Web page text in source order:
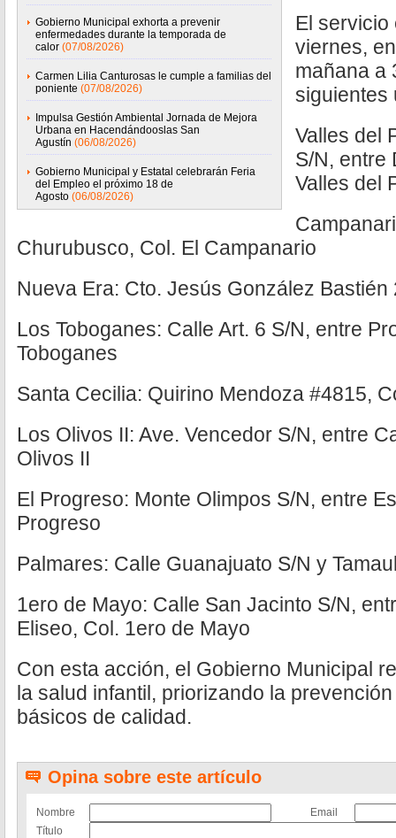
Gobierno Municipal exhorta a prevenir
enfermedades durante la temporada de
calor (07/08/2026)
Carmen Lilia Canturosas le cumple a familias del
poniente (07/08/2026)
Impulsa Gestión Ambiental Jornada de Mejora
Urbana en Hacendándooslas San
Agustín (06/08/2026)
Gobierno Municipal y Estatal celebrarán Feria
del Empleo el próximo 18 de
Agosto (06/08/2026)
El servicio
viernes,
mañana a
siguientes
Valles del
S/N, entre
Valles del
Churubusco, Col. El Campanario
Nueva Era: Cto. Jesús González Bastién
Los Toboganes: Calle Art. 6 S/N, entre
Toboganes
Santa Cecilia: Quirino Mendoza #4815,
Los Olivos II: Ave. Vencedor S/N, entre
Olivos II
El Progreso: Monte Olimpos S/N, entre
Progreso
Palmares: Calle Guanajuato S/N y
1ero de Mayo: Calle San Jacinto S/N,
Eliseo, Col. 1ero de Mayo
Con esta acción, el Gobierno Municipal
la salud infantil, priorizando la
básicos de calidad.
Opina sobre este artículo
Nombre
Email
Título